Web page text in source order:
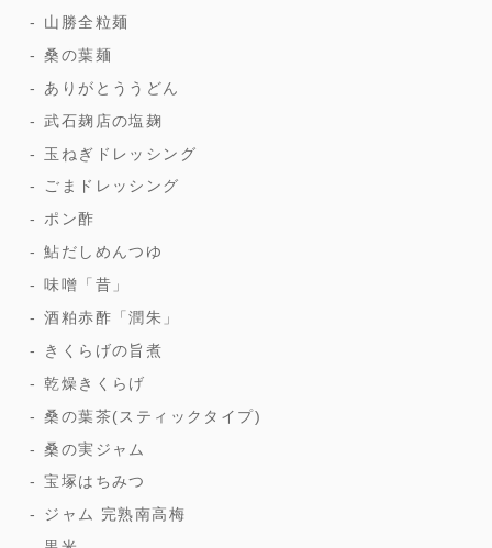
山勝全粒麺
桑の葉麺
ありがとううどん
武石麹店の塩麹
玉ねぎドレッシング
ごまドレッシング
ポン酢
鮎だしめんつゆ
味噌「昔」
酒粕赤酢「潤朱」
きくらげの旨煮
乾燥きくらげ
桑の葉茶(スティックタイプ)
桑の実ジャム
宝塚はちみつ
ジャム 完熟南高梅